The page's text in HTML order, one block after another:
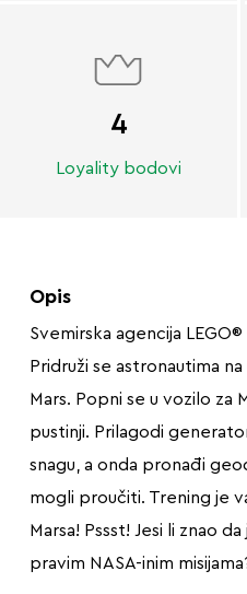
4
Loyality bodovi
Opis
Svemirska agencija
Pridruži se astronautima
Mars. Popni se u vozilo za
pustinji. Prilagodi
snagu, a onda pronađi
mogli proučiti. Trening je
Marsa! Pssst! Jesi li znao
pravim NASA-inim